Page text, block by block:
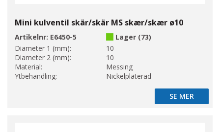
Mini kulventil skär/skär MS skær/skær ø10
Artikelnr: E6450-5
Lager (73)
Diameter 1 (mm):
10
Diameter 2 (mm):
10
Material:
Messing
Ytbehandling:
Nickelpläterad
SE MER
SE MER